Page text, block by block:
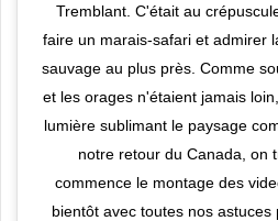
Tremblant. C'était au
faire un marais-safari et admirer
sauvage au plus près. Comme
et les orages n'étaient jamais
lumière sublimant le paysage
notre retour du Canada, on
commence le montage des
bientôt avec toutes nos